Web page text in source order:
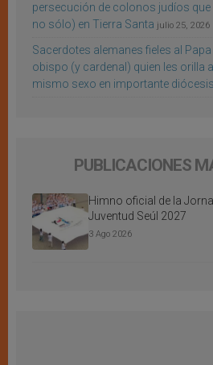
persecución de colonos judíos
no sólo) en Tierra Santa julio 25, 2026
Sacerdotes alemanes fieles al
obispo (y cardenal) quien les orilla
mismo sexo en importante diócesis
PUBLICACIONES
Himno oficial de la
Juventud Seúl 2027
3 Ago 2026